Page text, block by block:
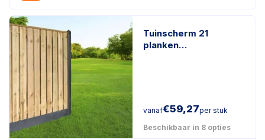
Tuinscherm 21
planken
vanaf€59,27per stuk
Beschikbaar in 8 opties